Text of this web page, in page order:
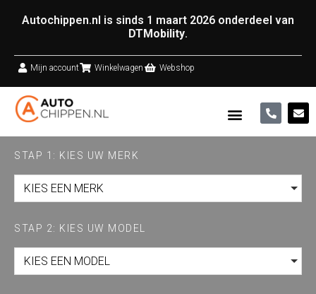
Autochippen.nl is sinds 1 maart 2026 onderdeel van
DTMobility.
Mijn account Winkelwagen Webshop
STAP 1: KIES UW MERK
KIES EEN MERK
STAP 2: KIES UW MODEL
KIES EEN MODEL